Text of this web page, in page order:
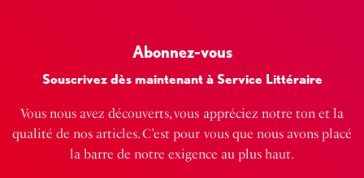
Abonnez-vous
Souscrivez dès maintenant à Service Littéraire
Vous nous avez découverts, vous appréciez notre ton et la
qualité de nos articles. C’est pour vous que nous avons placé
la barre de notre exigence au plus haut.